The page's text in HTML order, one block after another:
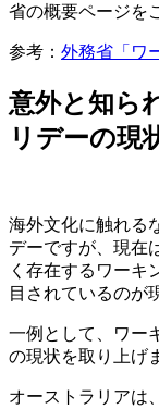
省の概要ページを
参考： 外務省「ワ
意外と知ら
リデーの現
海外文化に触れる
デーですが、現在
く存在するワーキ
目されているのが
一例として、ワー
の現状を取り上げ
オーストラリアは